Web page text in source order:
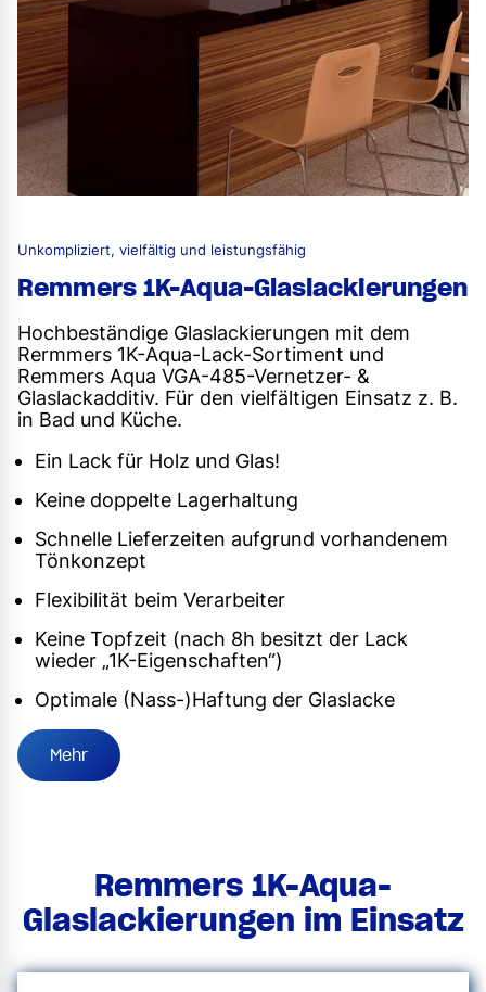
Unkompliziert, vielfältig und leistungsfähig
Remmers 1K-Aqua-Glaslackierungen
Hochbeständige Glaslackierungen mit dem
Rermmers 1K-Aqua-Lack-Sortiment und
Remmers Aqua VGA-485-Vernetzer- &
Glaslackadditiv. Für den vielfältigen Einsatz z. B.
in Bad und Küche.
Ein Lack für Holz und Glas!
Keine doppelte Lagerhaltung
Schnelle Lieferzeiten aufgrund vorhandenem
Tönkonzept
Flexibilität beim Verarbeiter
Keine Topfzeit (nach 8h besitzt der Lack
wieder „1K-Eigenschaften“)
Optimale (Nass-)Haftung der Glaslacke
Mehr
Remmers 1K-Aqua-
Glaslackierungen im Einsatz